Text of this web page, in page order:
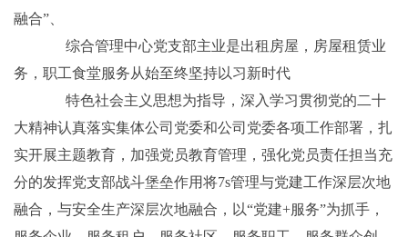
融合”、
综合管理中心党支部主业是出租房屋，房屋租赁业
务，职工食堂服务从始至终坚持以习新时代
特色社会主义思想为指导，深入学习贯彻党的二十
大精神认真落实集体公司党委和公司党委各项工作部署，扎
实开展主题教育，加强党员教育管理，强化党员责任担当充
分的发挥党支部战斗堡垒作用将7s管理与党建工作深层次地
融合，与安全生产深层次地融合，以“党建+服务”为抓手，